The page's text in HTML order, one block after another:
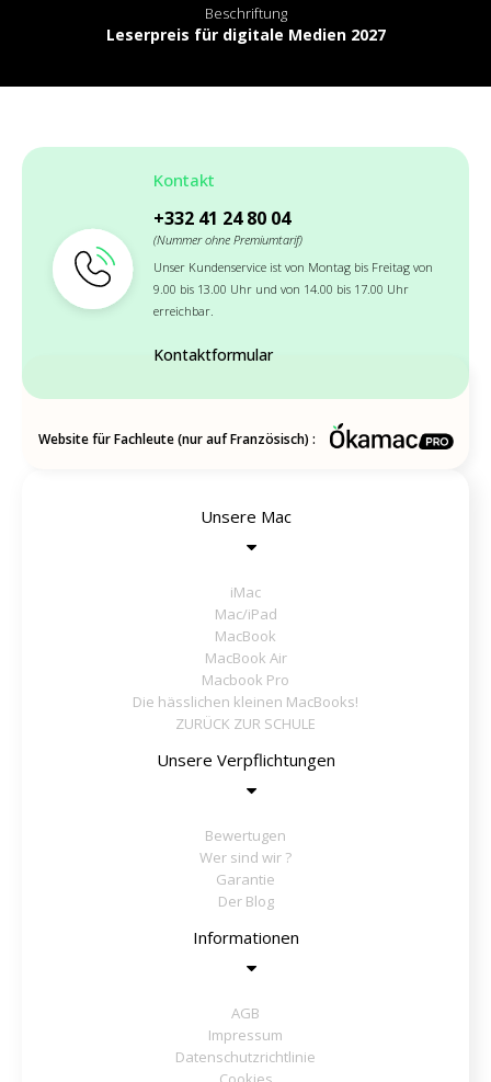
Beschriftung
Leserpreis für digitale Medien 2027
Kontakt
+332 41 24 80 04
(Nummer ohne Premiumtarif)
Unser Kundenservice ist von Montag bis Freitag von
9.00 bis 13.00 Uhr und von 14.00 bis 17.00 Uhr
erreichbar.
Kontaktformular
Website für Fachleute (nur auf Französisch) :
Unsere Mac
iMac
Mac/iPad
MacBook
MacBook Air
Macbook Pro
Die hässlichen kleinen MacBooks!
ZURÜCK ZUR SCHULE
Unsere Verpflichtungen
Bewertugen
Wer sind wir ?
Garantie
Der Blog
Informationen
AGB
Impressum
Datenschutzrichtlinie